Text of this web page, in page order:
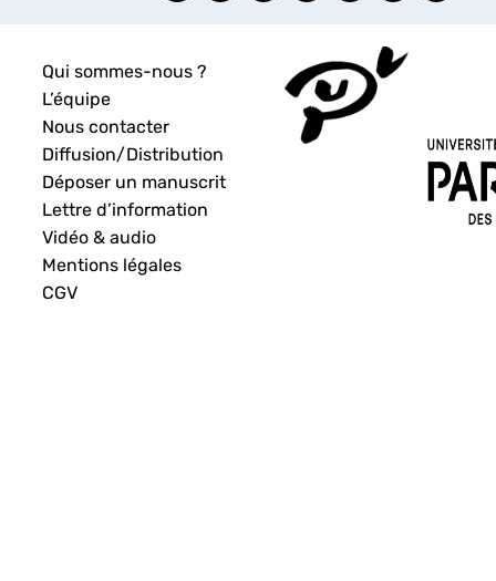
Qui sommes-nous ?
L’équipe
Nous contacter
Diffusion/Distribution
Déposer un manuscrit
Lettre d’information
Vidéo & audio
Mentions légales
CGV